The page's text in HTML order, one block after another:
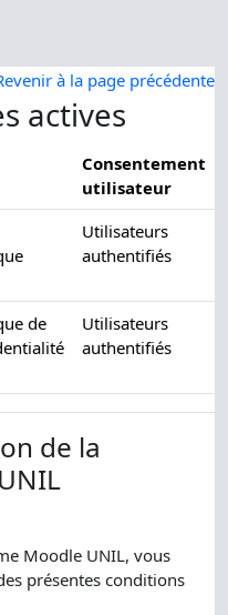
à la page précédente
actives
Consentement
utilisateur
Utilisateurs
authentifiés
de
Utilisateurs
authentifiés
de la
Moodle UNIL, vous
présentes conditions